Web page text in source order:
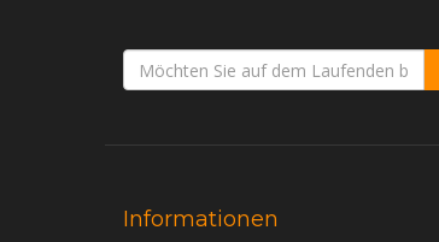
Informationen